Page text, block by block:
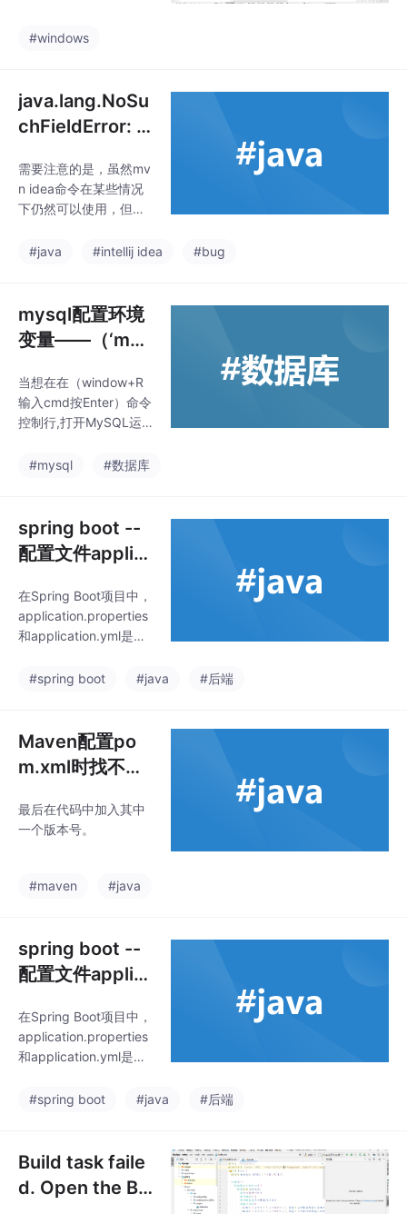
Eco Studio预览
#windows
java.lang.NoSu
chFieldError: C
ools.javac.tre
e.JCTree$JCI
t have member
‌需要注意的是，虽然mv
n idea命令在某些情况
下仍然可以使用，但它
代。出现java.lang.NoS
e.JCTree$JCImport d
oes not have member
field 'com.sun.tools.jav
d'报错可能是引入依赖
中
#java #intellij idea #bug
mysql配置环境
变量——（‘mys
部命令，也不是
可运行的程序 或
办法）
当想在在（window+R
输入cmd按Enter）命令
控制行,打开MySQL运
内部或外部命令，也不
mysql配置环境变量或
者配置路径有错误。
#mysql #数据库
spring boot --
配置文件applic
s 换成 applicati
on.yml
在Spring Boot项目中，
application.properties
和application.yml是两
式，它们各自具有不同
异2：性能差异 4：加载
机制 2：application.pr
operties文件会被加载
一次，之后直接从内存
中读取2。因此，无论是
#spring boot #java #后端
Maven配置po
m.xml时找不到
法
最后在代码中加入其中
一个版本号。
#maven #java
spring boot --
配置文件applic
s 换成 applicati
on.yml
在Spring Boot项目中，
application.properties
和application.yml是两
式，它们各自具有不同
异2：性能差异 4：加载
operties文件会被加载
#spring boot #java #后端
Build task faile
d. Open the Bu